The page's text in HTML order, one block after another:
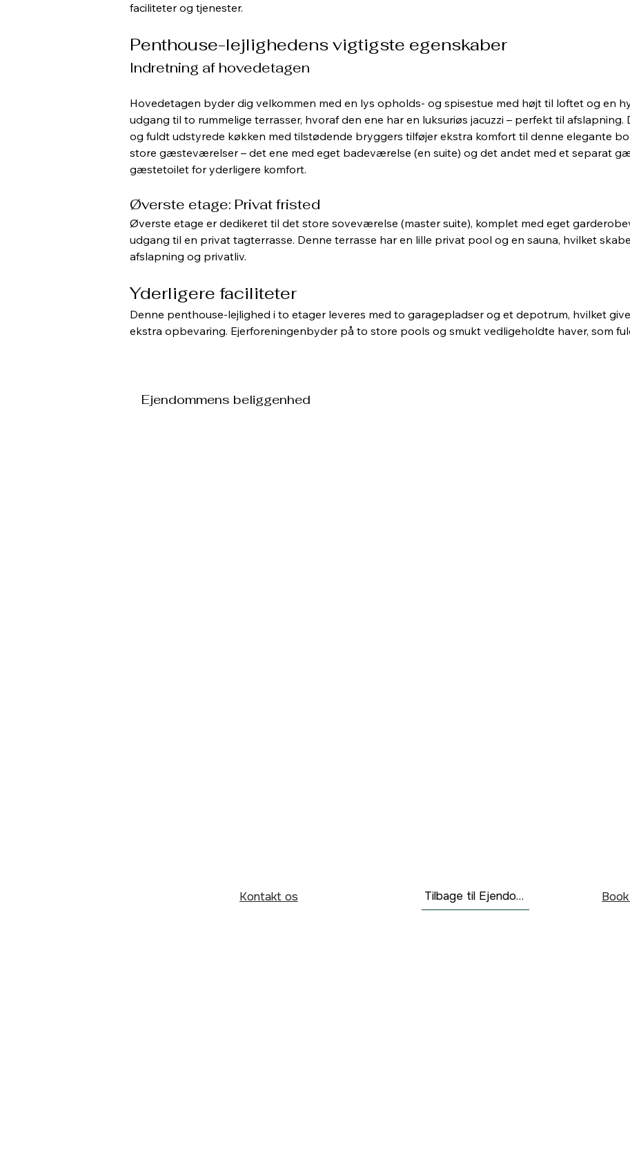
faciliteter og tjenester.
Penthouse-lejlighedens vigtigste egenskaber
Indretning af hovedetagen
Hovedetagen byder dig velkommen med en lys opholds- og spisestue med højt til loftet og en
udgang til to rummelige terrasser, hvoraf den ene har en luksuriøs jacuzzi – perfekt til
og fuldt udstyrede køkken med tilstødende bryggers tilføjer ekstra komfort til denne elegante
store gæsteværelser – det ene med eget badeværelse (en suite) og det andet med et separat
gæstetoilet for yderligere komfort.
Øverste etage: Privat fristed
Øverste etage er dedikeret til det store soveværelse (master suite), komplet med eget
udgang til en privat tagterrasse. Denne terrasse har en lille privat pool og en sauna, hvilket
afslapning og privatliv.
Yderligere faciliteter
Denne penthouse-lejlighed i to etager leveres med to garagepladser og et depotrum, hvilket
ekstra opbevaring. Ejerforeningenbyder på to store pools og smukt vedligeholdte haver, som
Ejendommens beliggenhed
Kontakt os Tilbage til Ejendomme